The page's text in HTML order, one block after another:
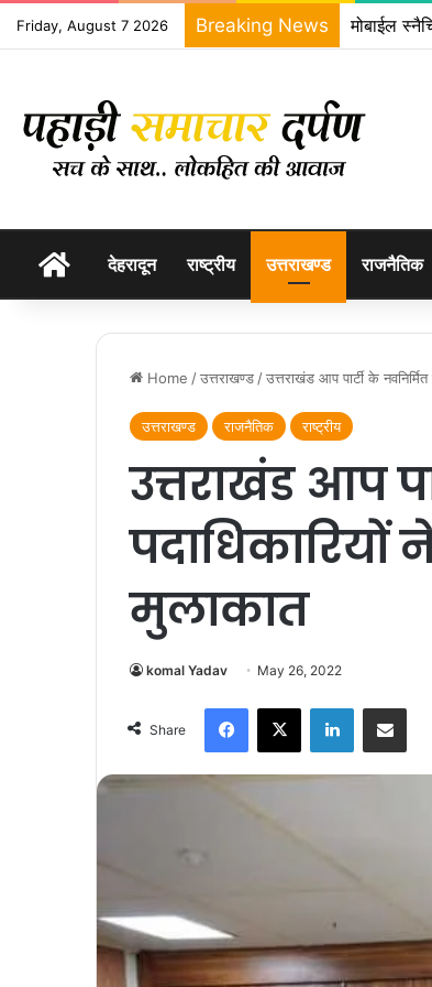
Friday, August 7 2026 Breaking News मोबाईल
होम देहरादून राष्ट्रीय उत्तराखण्ड राजनैतिक
Home /उत्तराखण्ड /उत्तराखंड आप पार्टी के
उत्तराखण्ड राजनैतिक राष्ट्रीय
उत्तराखंड आप
मुलाकात
komal Yadav May 26, 2022
Share
Facebook
X LinkedInShare via Email